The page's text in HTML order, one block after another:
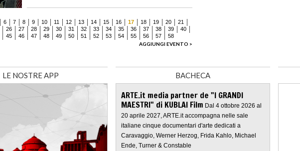
6 7 8 9 10 11 12 13 14 15 16 17 18 19 20
21
26 27 28 29 30 31 32 33 34 35 36 37 38 39
40
45 46 47 48 49 50 51 52 53 54 55 56 57
58
AGGIUNGI EVENTO >
LE NOSTRE APP BACHECA
ARTE.it media partner de "I GRANDI
MAESTRI" di KUBLAI Film Dal 4 ottobre 2026 al
20 aprile 2027, ARTE.it accompagna nelle sale
italiane cinque documentari d'arte dedicati a
Caravaggio, Werner Herzog, Frida Kahlo, Michael
Ende, Turner & Constable